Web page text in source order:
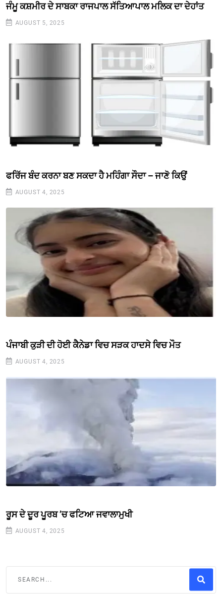
ਜੰਮੂ ਕਸ਼ਮੀਰ ਦੇ ਸਾਬਕਾ ਰਾਜਪਾਲ ਸੱਤਿਆਪਾਲ ਮਲਿਕ ਦਾ ਦੇਹਾਂਤ
AUGUST 5, 2025
ਫਰਿੱਜ ਬੰਦ ਕਰਨਾ ਬਣ ਸਕਦਾ ਹੈ ਮਹਿੰਗਾ ਸੌਦਾ – ਜਾਣੋ ਕਿਉਂ
AUGUST 4, 2025
ਪੰਜਾਬੀ ਕੁੜੀ ਦੀ ਹੋਈ ਕੈਨੇਡਾ ਵਿਚ ਸੜਕ ਹਾਦਸੇ ਵਿਚ ਮੌਤ
AUGUST 4, 2025
ਰੂਸ ਦੇ ਦੂਰ ਪੂਰਬ ’ਚ ਫਟਿਆ ਜਵਾਲਾਮੁਖੀ
AUGUST 4, 2025